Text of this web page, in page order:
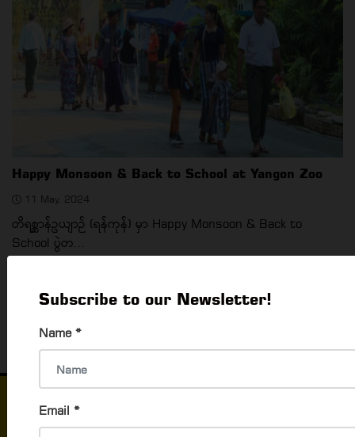
Subscribe to our Newsletter!
Name *
Email *
Happy Monsoon & Back to School at Yangon Zoo
11 May, 2024
တိရစ္ဆာန်ဥယျာဉ် (ရန်ကုန်) မှာ Happy Monsoon & Back to
School ပွဲတ...
1 2 3 4 5 6 7